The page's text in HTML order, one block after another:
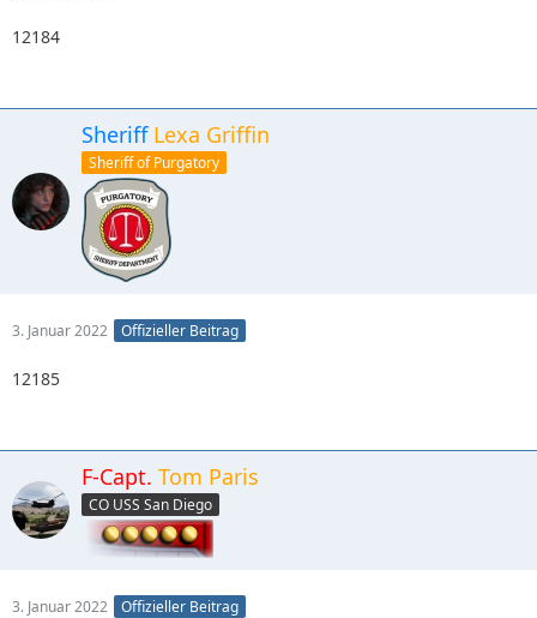
12184
Sheriff Lexa Griffin
Sheriff of Purgatory
3. Januar 2022 Offizieller Beitrag
12185
F-Capt. Tom Paris
CO USS San Diego
3. Januar 2022 Offizieller Beitrag